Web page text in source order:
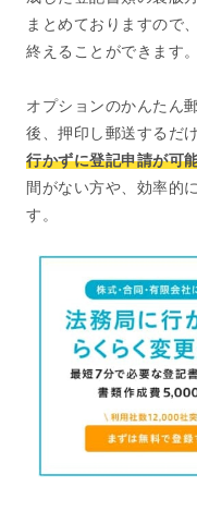
まとめておりますので
終えることができます。
オプションのかんたん
後、押印し郵送するだ
行かずに登記申請が可
間がない方や、効率的
す。